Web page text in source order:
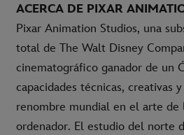
ACERCA DE PIXAR
Pixar Animation Studios, una
total de The Walt Disney
cinematográfico ganador de un
capacidades técnicas, creativas
renombre mundial en el arte de
ordenador. El estudio del norte